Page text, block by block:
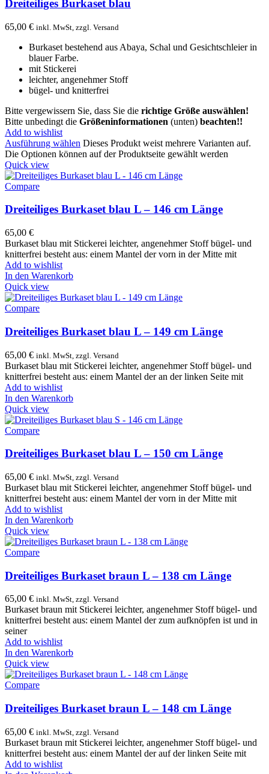
Dreiteiliges Burkaset blau
65,00 € inkl. MwSt, zzgl. Versand
Burkaset bestehend aus Abaya, Schal und Gesichtschleier in
blauer Farbe.
mit Stickerei
leichter, angenehmer Stoff
bügel- und knitterfrei
Bitte vergewissern Sie, dass Sie die richtige Größe auswählen!
Bitte unbedingt die Größeninformationen (unten) beachten!!
Add to wishlist
Ausführung wählen Dieses Produkt weist mehrere Varianten auf.
Die Optionen können auf der Produktseite gewählt werden
Quick view
Compare
Dreiteiliges Burkaset blau L – 146 cm Länge
65,00 €
Burkaset blau mit Stickerei leichter, angenehmer Stoff bügel- und
knitterfrei besteht aus: einem Mantel der vorn in der Mitte mit
Add to wishlist
In den Warenkorb
Quick view
Compare
Dreiteiliges Burkaset blau L – 149 cm Länge
65,00 € inkl. MwSt, zzgl. Versand
Burkaset blau mit Stickerei leichter, angenehmer Stoff bügel- und
knitterfrei besteht aus: einem Mantel der an der linken Seite mit
Add to wishlist
In den Warenkorb
Quick view
Compare
Dreiteiliges Burkaset blau L – 150 cm Länge
65,00 € inkl. MwSt, zzgl. Versand
Burkaset blau mit Stickerei leichter, angenehmer Stoff bügel- und
knitterfrei besteht aus: einem Mantel der vorn in der Mitte mit
Add to wishlist
In den Warenkorb
Quick view
Compare
Dreiteiliges Burkaset braun L – 138 cm Länge
65,00 € inkl. MwSt, zzgl. Versand
Burkaset braun mit Stickerei leichter, angenehmer Stoff bügel- und
knitterfrei besteht aus: einem Mantel der zum aufknöpfen ist und in
seiner
Add to wishlist
In den Warenkorb
Quick view
Compare
Dreiteiliges Burkaset braun L – 148 cm Länge
65,00 € inkl. MwSt, zzgl. Versand
Burkaset braun mit Stickerei leichter, angenehmer Stoff bügel- und
knitterfrei besteht aus: einem Mantel der auf der linken Seite mit
Add to wishlist